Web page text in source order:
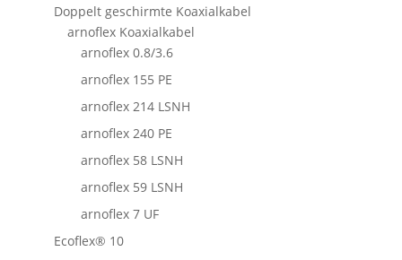
Doppelt geschirmte Koaxialkabel
arnoflex Koaxialkabel
arnoflex 0.8/3.6
arnoflex 155 PE
arnoflex 214 LSNH
arnoflex 240 PE
arnoflex 58 LSNH
arnoflex 59 LSNH
arnoflex 7 UF
Ecoflex® 10